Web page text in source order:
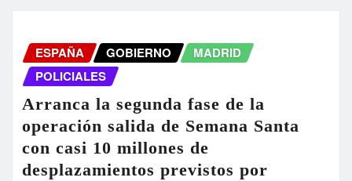
ESPAÑA GOBIERNO
MADRID
POLICIALES
Arranca la segunda fase de la
operación salida de Semana Santa
con casi 10 millones de
desplazamientos previstos por